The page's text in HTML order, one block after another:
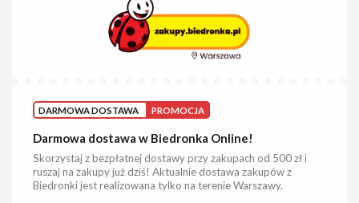
DARMOWA DOSTAWA PROMOCJA
Darmowa dostawa w Biedronka Online!
Skorzystaj z bezpłatnej dostawy przy zakupach od 500 zł i
ruszaj na zakupy już dziś! Aktualnie dostawa zakupów z
Biedronki jest realizowana tylko na terenie Warszawy.